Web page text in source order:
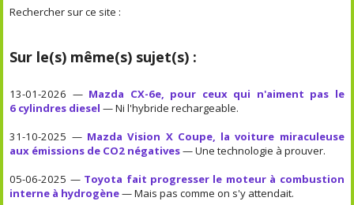
Rechercher sur ce site :
Sur le(s) même(s) sujet(s) :
13-01-2026 — Mazda CX-6e, pour ceux qui n'aiment pas le
6 cylindres diesel — Ni l'hybride rechargeable.
31-10-2025 — Mazda Vision X Coupe, la voiture miraculeuse
aux émissions de CO2 négatives— Une technologie à prouver.
05-06-2025 — Toyota fait progresser le moteur à combustion
interne à hydrogène— Mais pas comme on s'y attendait.